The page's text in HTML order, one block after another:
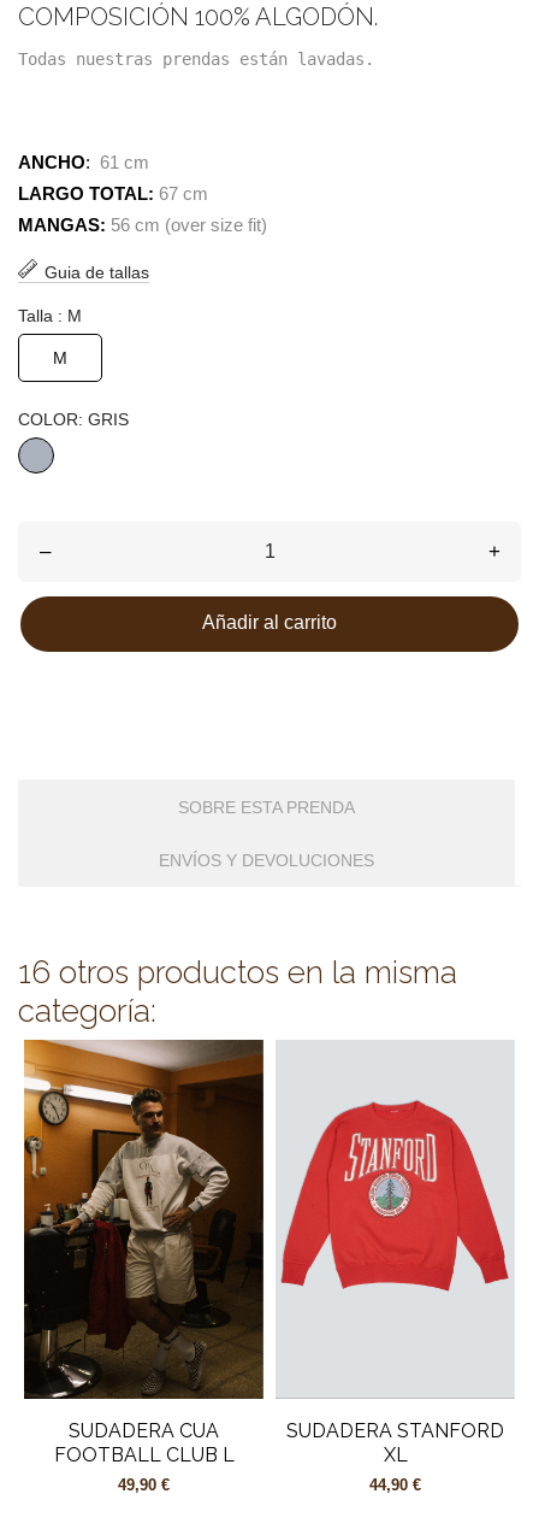
COMPOSICIÓN 100% ALGODÓN.
Todas nuestras prendas están lavadas.
ANCHO: 61 cm
LARGO TOTAL: 67 cm
MANGAS: 56 cm (over size fit)
Guia de tallas
Talla : M
M
COLOR: GRIS
GRIS
– +
Añadir al carrito
SOBRE ESTA PRENDA
ENVÍOS Y DEVOLUCIONES
16 otros productos en la misma
categoría:
SUDADERA CUA
FOOTBALL CLUB L
49,90 €
SUDADERA STANFORD
XL
44,90 €